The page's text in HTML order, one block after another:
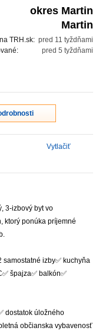
okres Martin
Martin
pred 11 tyždňami
TRH.sk:
pred 5 tyždňami
Vytlačiť
3-izbový byt vo
ktorý ponúka príjemné
samostatné izby✅ kuchyňa
špajza✅ balkón✅
dostatok úložného
občianska vybavenosť